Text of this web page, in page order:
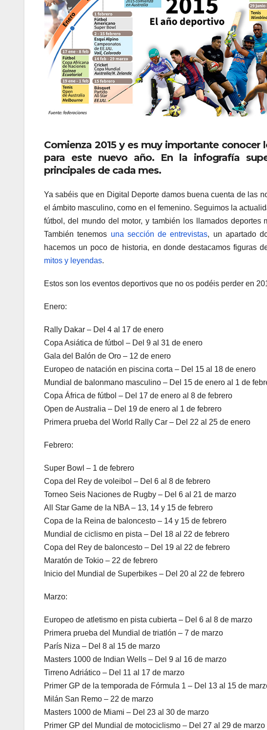
Comienza 2015 y es muy importante
para este nuevo año. En la infografía
principales de cada mes.
Ya sabéis que en Digital Deporte damos buena cuenta de las
el ámbito masculino, como en el femenino. Seguimos la
fútbol, del mundo del motor, y también los llamados deportes
También tenemos una sección de entrevistas, un apartado
hacemos un poco de historia, en donde destacamos figuras
mitos y leyendas.
Estos son los eventos deportivos que no os podéis perder en
Enero:
Rally Dakar – Del 4 al 17 de enero
Copa Asiática de fútbol – Del 9 al 31 de enero
Gala del Balón de Oro – 12 de enero
Europeo de natación en piscina corta – Del 15 al 18 de enero
Mundial de balonmano masculino – Del 15 de enero al 1 de
Copa África de fútbol – Del 17 de enero al 8 de febrero
Open de Australia – Del 19 de enero al 1 de febrero
Primera prueba del World Rally Car – Del 22 al 25 de enero
Febrero:
Super Bowl – 1 de febrero
Copa del Rey de voleibol – Del 6 al 8 de febrero
Torneo Seis Naciones de Rugby – Del 6 al 21 de marzo
All Star Game de la NBA – 13, 14 y 15 de febrero
Copa de la Reina de baloncesto – 14 y 15 de febrero
Mundial de ciclismo en pista – Del 18 al 22 de febrero
Copa del Rey de baloncesto – Del 19 al 22 de febrero
Maratón de Tokio – 22 de febrero
Inicio del Mundial de Superbikes – Del 20 al 22 de febrero
Marzo:
Europeo de atletismo en pista cubierta – Del 6 al 8 de marzo
Primera prueba del Mundial de triatlón – 7 de marzo
París Niza – Del 8 al 15 de marzo
Masters 1000 de Indian Wells – Del 9 al 16 de marzo
Tirreno Adriático – Del 11 al 17 de marzo
Primer GP de la temporada de Fórmula 1 – Del 13 al 15 de
Milán San Remo – 22 de marzo
Masters 1000 de Miami – Del 23 al 30 de marzo
Primer GP del Mundial de motociclismo – Del 27 al 29 de marzo